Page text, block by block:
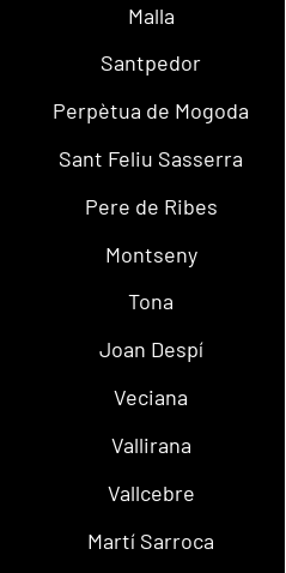
Malla
Santpedor
Perpètua de Mogoda
Sant Feliu Sasserra
Pere de Ribes
Montseny
Tona
Joan Despí
Veciana
Vallirana
Vallcebre
Martí Sarroca